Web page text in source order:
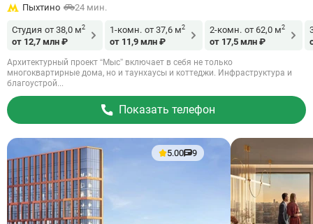
Пыхтино
24 мин.
Студия от 38,0 м2
от 12,7 млн ₽
1-комн. от 37,6 м2
от 11,9 млн ₽
2-комн. от 62,0 м2
от 17,5 млн ₽
Архитектурный проект “Мыс” включает в себя не только
многоквартирные дома, но и таунхаусы и коттеджи. Инфраструктура и
благоустрой...
Показать телефон
5.00 9